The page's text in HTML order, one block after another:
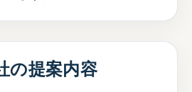
の提案内容